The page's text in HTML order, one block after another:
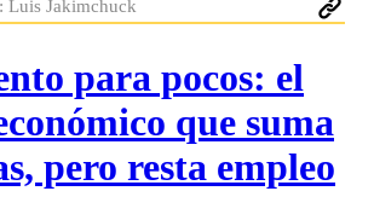
Luis Jakimchuck
para pocos: el
que suma
pero resta empleo